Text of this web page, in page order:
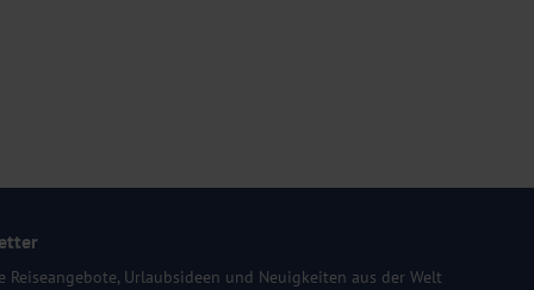
Reiseangebote, Urlaubsideen und Neuigkeiten aus der Welt